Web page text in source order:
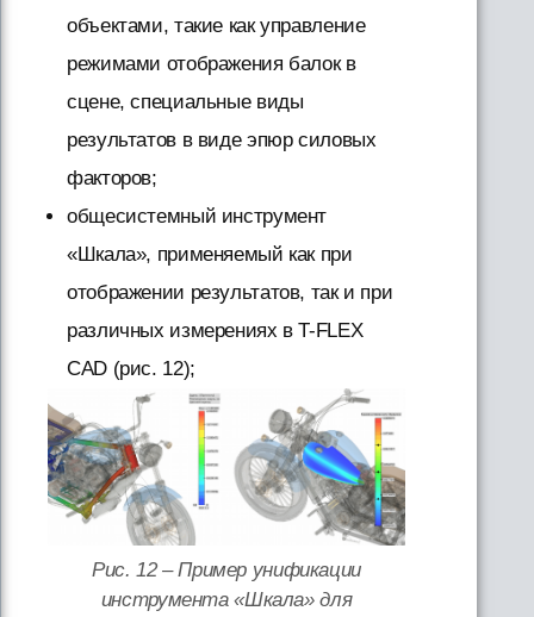
объектами, такие как управление
режимами отображения балок в
сцене, специальные виды
результатов в виде эпюр силовых
факторов;
общесистемный инструмент
«Шкала», применяемый как при
отображении результатов, так и при
различных измерениях в T-FLEX
CAD (рис. 12);
Рис. 12 – Пример унификации
инструмента «Шкала» для